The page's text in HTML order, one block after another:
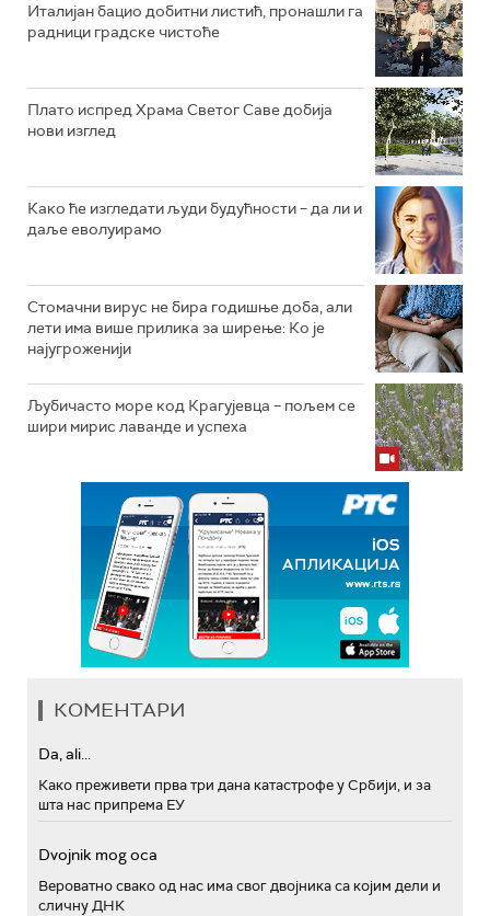
Италијан бацио добитни листић, пронашли га
радници градске чистоће
Плато испред Храма Светог Саве добија
нови изглед
Како ће изгледати људи будућности – да ли и
даље еволуирамо
Стомачни вирус не бира годишње доба, али
лети има више прилика за ширење: Ко је
најугроженији
Љубичасто море код Крагујевца – пољем се
шири мирис лаванде и успеха
КОМЕНТАРИ
Da, ali...
Како преживети прва три дана катастрофе у Србији, и за
шта нас припрема ЕУ
Dvojnik mog oca
Вероватно свако од нас има свог двојника са којим дели и
сличну ДНК